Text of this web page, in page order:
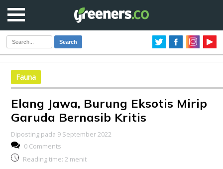
Search
Fauna
Elang Jawa, Burung Eksotis Mirip
Garuda Bernasib Kritis
Diposting pada 9 September 2022
0 Comments
Reading time: 2 menit